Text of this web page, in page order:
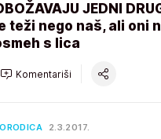
JEDNI
teži nego naš, ali oni
s lica
Komentariši
2.3.2017.